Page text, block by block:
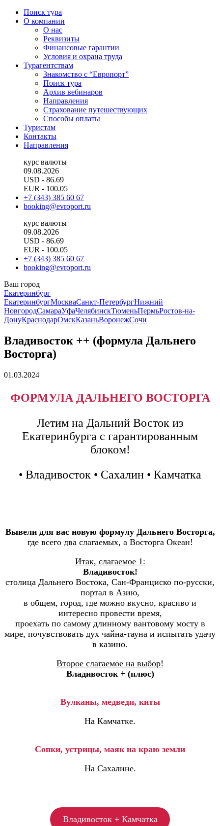
Поиск тура
О компании
О нас
Реквизиты
Финансовые гарантии
Условия и охрана труда
Турагентствам
Знакомство с “Европорт”
Поиск тура
Архив вебинаров
Направления
Страхование путешествующих
Способы оплаты
Туристам
Контакты
Направления
курс валюты
09.08.2026
USD - 86.69
EUR - 100.05
+7 (343) 385 60 67
booking@evroport.ru
курс валюты
09.08.2026
USD - 86.69
EUR - 100.05
+7 (343) 385 60 67
booking@evroport.ru
Ваш город
Екатеринбург
ЕкатеринбургМоскваСанкт-ПетербургНижний
НовгородСамараУфаЧелябинскТюменьПермьРостов-на-
ДонуКраснодарОмскКазаньВоронежСочи
Владивосток ++ (формула Дальнего
Восторга)
01.03.2024
ФОРМУЛА ДАЛЬНЕГО ВОСТОРГА
Летим на Дальний Восток из
Екатеринбурга с гарантированным
блоком!
• Владивосток • Сахалин • Камчатка
Вывели для вас новую формулу Дальнего Восторга,
где всего два слагаемых, а Восторга Океан!
Итак, слагаемое 1:
Владивосток!
столица Дальнего Востока, Сан-Франциско по-русски,
портал в Азию,
в общем, город, где можно вкусно, красиво и
интересно провести время,
проехать по самому длинному вантовому мосту в
мире, почувствовать дух чайна-тауна и испытать удачу
в казино.
Второе слагаемое на выбор!
Владивосток + (плюс)
Вулканы, медведи, киты
На Камчатке.
Сопки, устрицы, маяк на краю земли
На Сахалине.
Владивосток + Камчатка